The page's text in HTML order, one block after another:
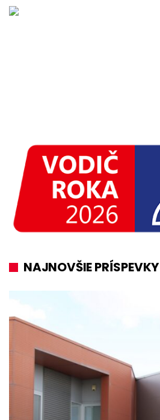
NAJNOVŠIE PRÍSPEVKY